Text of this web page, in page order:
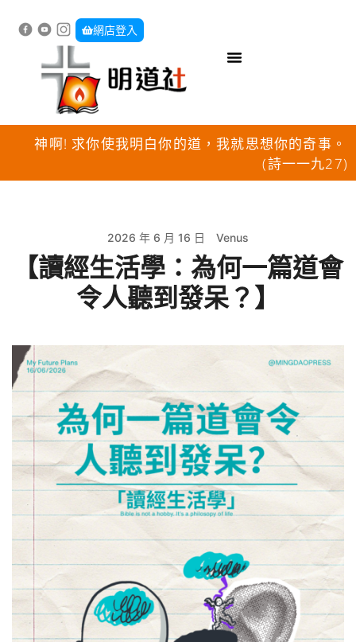
網店登入
神啊! 求你使我明白你的道，我就思想你的奇事。
(詩一一九27)
2026 年 6 月 16 日 Venus
【讀經生活學：為何一篇道會
令人聽到發呆？】